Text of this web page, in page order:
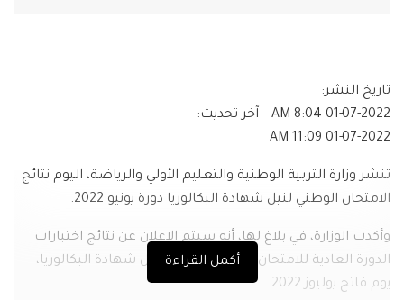
تاريخ النشر:
01-07-2022 8:04 AM
– آخر تحديث:
01-07-2022 11:09 AM
تنشر وزارة التربية الوطنية والتعليم الأولي والرياضة، اليوم نتائج
الامتحان الوطني لنيل شهادة البكالوريا دورة يونيو 2022.
وأكدت الوزارة، في بلاغ لها، أنه سيتم الإعلان عن نتائج اختبارات
الدورة العادية للامتحان الوطني الموحد لنيل شهادة البكالوريا،
يوم فاتح يوليوز 2022.
أكمل القراءة